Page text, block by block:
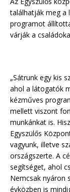
találhatják meg a
programot
várják a
„Sátrunk egy kis
ahol a látogatók
kézműves
mellett viszont
munkánkat is.
Egyszülős
vagyunk, illetve
országszerte. A
segítséget, ahol
Nemcsak nyáron
évközben is